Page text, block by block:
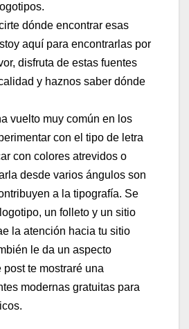
dónde encontrar esas
aquí para encontrarlas por
disfruta de estas fuentes
y haznos saber dónde
vuelto muy común en los
con el tipo de letra
con colores atrevidos o
desde varios ángulos son
a la tipografía. Se
un folleto y un sitio
la atención hacia tu sitio
le da un aspecto
te mostraré una
modernas gratuitas para